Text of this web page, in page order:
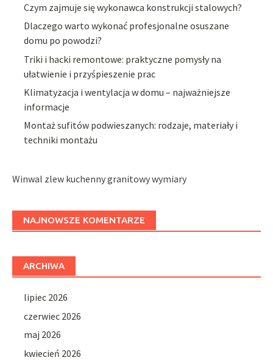
Czym zajmuje się wykonawca konstrukcji stalowych?
Dlaczego warto wykonać profesjonalne osuszane
domu po powodzi?
Triki i hacki remontowe: praktyczne pomysły na
ułatwienie i przyśpieszenie prac
Klimatyzacja i wentylacja w domu – najważniejsze
informacje
Montaż sufitów podwieszanych: rodzaje, materiały i
techniki montażu
Winwal zlew kuchenny granitowy wymiary
NAJNOWSZE KOMENTARZE
ARCHIWA
lipiec 2026
czerwiec 2026
maj 2026
kwiecień 2026